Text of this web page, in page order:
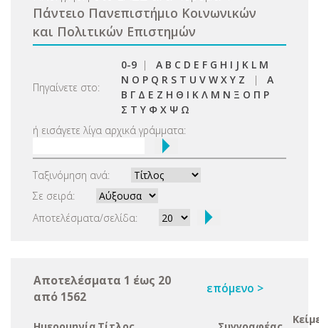
Πάντειο Πανεπιστήμιο Κοινωνικών
και Πολιτικών Επιστημών
Πηγαίνετε στο:
0-9 | A B C D E F G H I J K L M
N O P Q R S T U V W X Y Z | Α
Β Γ Δ Ε Ζ Η Θ Ι Κ Λ Μ Ν Ξ Ο Π Ρ
Σ Τ Υ Φ Χ Ψ Ω
ή εισάγετε λίγα αρχικά γράμματα:
Ταξινόμηση ανά:
Σε σειρά:
Αποτελέσματα/σελίδα:
Αποτελέσματα 1 έως 20
από 1562
επόμενο >